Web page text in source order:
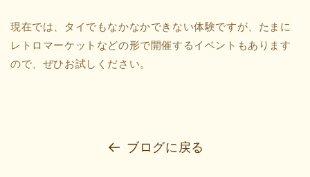
現在では、タイでもなかなかできない体験ですが、たまに
レトロマーケットなどの形で開催するイベントもあります
ので、ぜひお試しください。
ブログに戻る